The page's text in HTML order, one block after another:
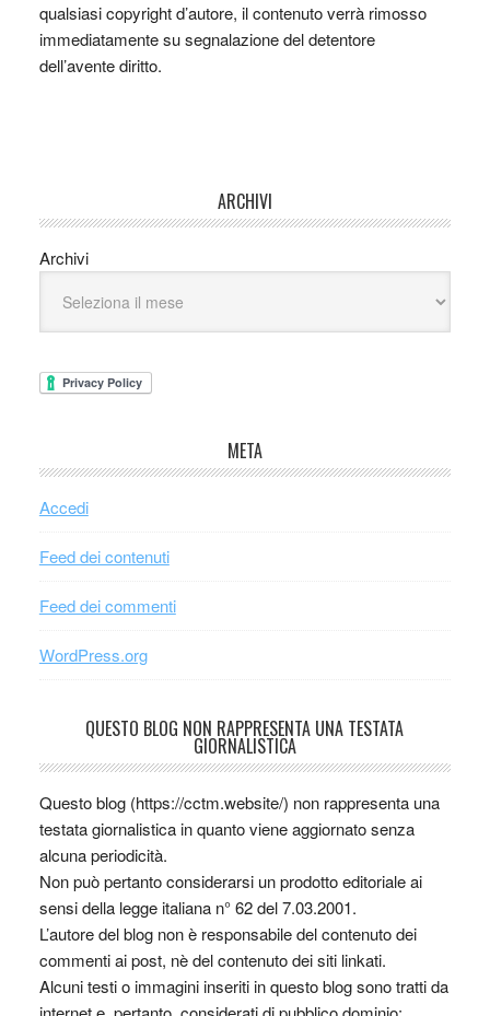
qualsiasi copyright d’autore, il contenuto verrà rimosso
immediatamente su segnalazione del detentore
dell’avente diritto.
ARCHIVI
Archivi
META
Accedi
Feed dei contenuti
Feed dei commenti
WordPress.org
QUESTO BLOG NON RAPPRESENTA UNA TESTATA
GIORNALISTICA
Questo blog (https://cctm.website/) non rappresenta una
testata giornalistica in quanto viene aggiornato senza
alcuna periodicità.
Non può pertanto considerarsi un prodotto editoriale ai
sensi della legge italiana n° 62 del 7.03.2001.
L’autore del blog non è responsabile del contenuto dei
commenti ai post, nè del contenuto dei siti linkati.
Alcuni testi o immagini inseriti in questo blog sono tratti da